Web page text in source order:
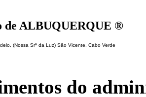
de ALBUQUERQUE ®
(Nossa Srª da Luz) São Vicente, Cabo Verde
do